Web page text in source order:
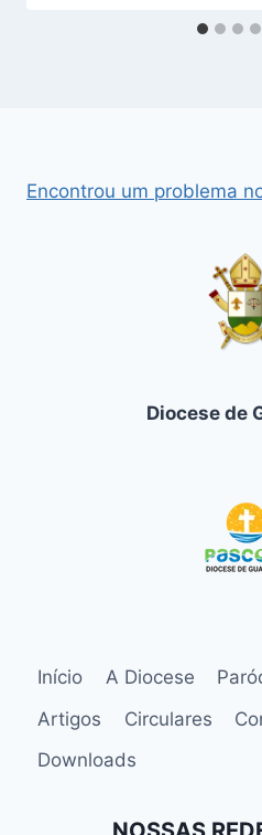
Encontrou um problema
Diocese de
Início A Diocese
Artigos
Circulares
Downloads